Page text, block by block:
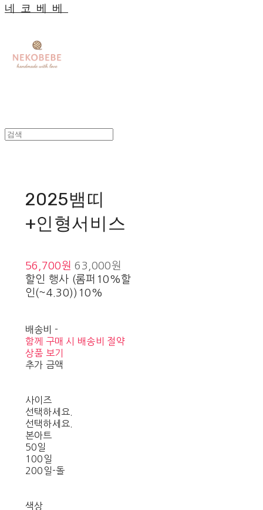
네코베베
2025뱀띠
+인형서비스
56,700원63,000원
할인 행사 (롬퍼10%할
인(~4.30)) 10%
배송비 -
함께 구매 시 배송비 절약
상품 보기
추가 금액
사이즈
선택하세요.
선택하세요.
본아트
50일
100일
200일-돌
색상